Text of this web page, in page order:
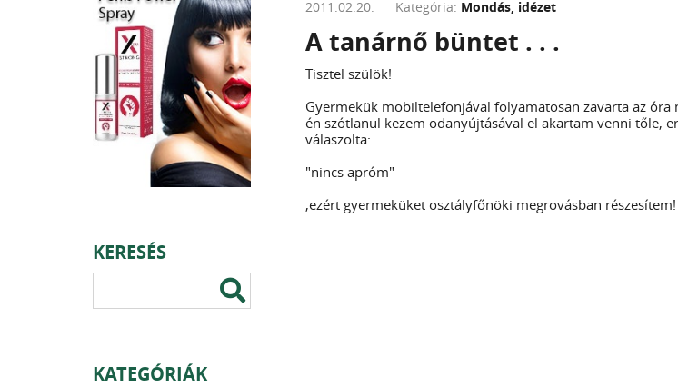
KERESÉS
KATEGÓRIÁK
2011.02.20. Kategória: Mondás, idézet
A tanárnő büntet . . .
Tisztel szülök!
Gyermekük mobiltelefonjával folyamatosan zavarta az óra
én szótlanul kezem odanyújtásával el akartam venni tőle,
válaszolta:
"nincs apróm"
,ezért gyermeküket osztályfőnöki megrovásban részesítem!